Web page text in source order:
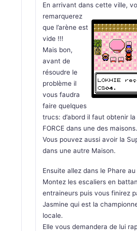
En arrivant dans cette ville,
remarquerez
que l’arène est
vide !!!
Mais bon,
avant de
résoudre le
problème il
vous faudra
faire quelques
trucs: d’abord il faut obtenir la
FORCE dans une des maisons.
Vous pouvez aussi avoir la
dans une autre Maison.
Ensuite allez dans le Phare
Montez les escaliers en
entraineurs puis vous finirez
Jasmine qui est la
locale.
Elle vous demandera de lui